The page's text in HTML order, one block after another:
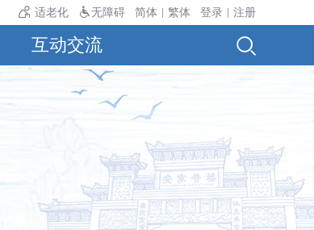
适老化 无障碍 简体 繁体 登录 注册
互动交流